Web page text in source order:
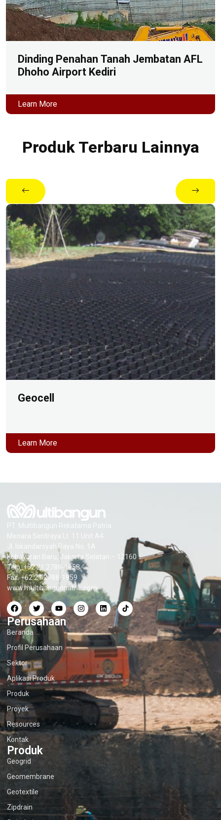
Dinding Penahan Tanah Jembatan AFL
Dhoho Airport Kediri
Learn More
Produk Terbaru Lainnya
Geocell
Learn More
PT. Multibangun Rekatama Patria
Menara Sentraya Lt. 11 Unit A4
Jl. Iskandarsyah Raya No. 1A
Kebayoran Baru, Jakarta Selatan – 12160
Telp. +62 21 2788-1958
Fax. +62 21 2788-1959
www.multibangunpatria.com
Perusahaan
Beranda
Profil Perusahaan
Sektor
Aplikasi Produk
Produk
Proyek
Resources
Kontak
Produk
Geogrid
Geomembrane
Geotextile
Zipdrain